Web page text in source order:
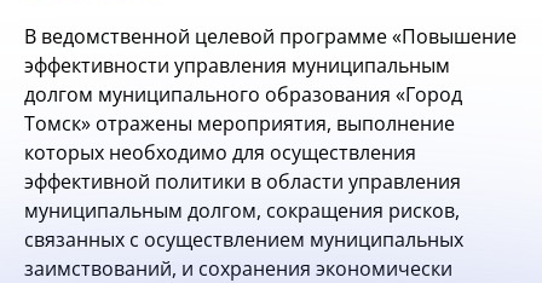
В ведомственной целевой программе «Повышение
эффективности управления муниципальным
долгом муниципального образования «Город
Томск» отражены мероприятия, выполнение
которых необходимо для осуществления
эффективной политики в области управления
муниципальным долгом, сокращения рисков,
связанных с осуществлением муниципальных
заимствований, и сохранения экономически